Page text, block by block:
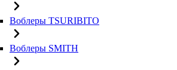
Воблеры TSURIBITO
Воблеры SMITH